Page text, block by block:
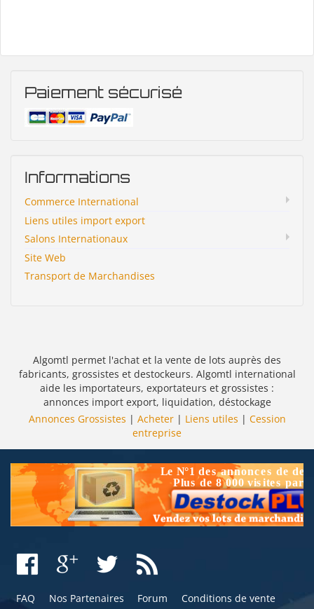
Paiement sécurisé
Informations
Commerce International
Liens utiles import export
Salons Internationaux
Site Web
Transport de Marchandises
Algomtl permet l'achat et la vente de lots auprès des
fabricants, grossistes et destockeurs. Algomtl international
aide les importateurs, exportateurs et grossistes :
annonces import export, liquidation, déstockage
Annonces Grossistes | Acheter| Liens utiles | Cession
entreprise
FAQ Nos Partenaires Forum Conditions de vente